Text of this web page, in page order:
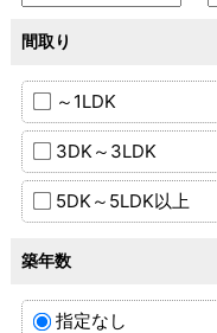
間取り
～1LDK
3DK～3LDK
5DK～5LDK以上
築年数
指定なし